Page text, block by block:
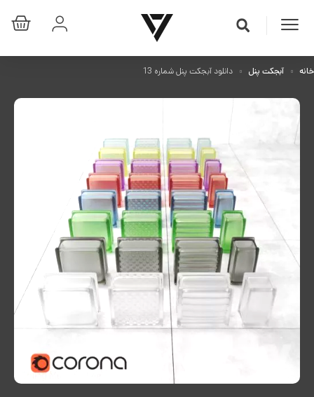
خانه آبجکت پنل دانلود آبجکت پنل شماره 13